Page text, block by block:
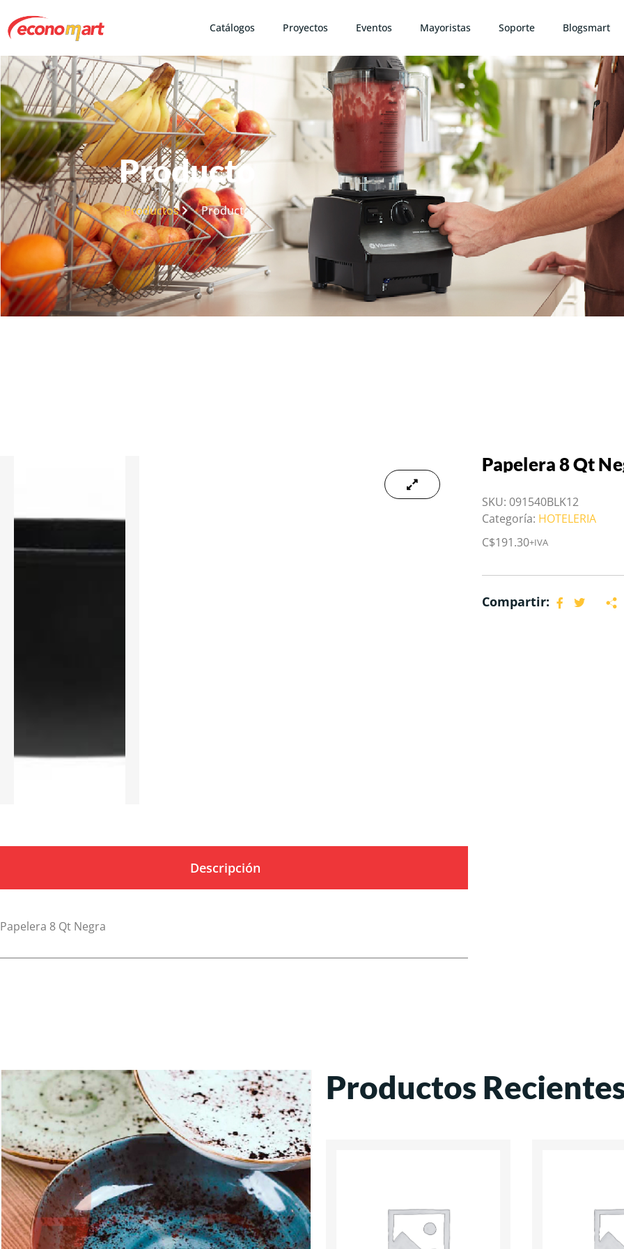
Catálogos Proyectos Eventos Mayoristas Soporte Blogsmart
Producto
Productos Producto
Papelera 8 Qt
SKU: 091540BLK12
Categoría: HOTELERIA
C$191.30+IVA
Compartir:
Descripción
Papelera 8 Qt Negra
Productos